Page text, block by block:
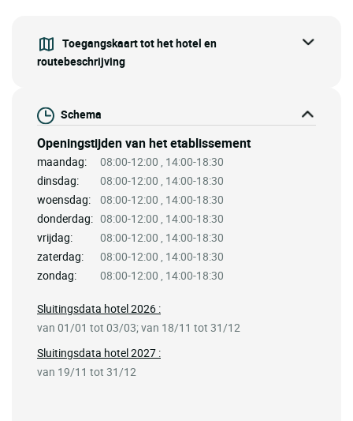
Toegangskaart tot het hotel en
routebeschrijving
Schema
Openingstijden van het etablissement
maandag:
08:00-12:00 , 14:00-18:30
dinsdag:
08:00-12:00 , 14:00-18:30
woensdag:
08:00-12:00 , 14:00-18:30
donderdag: 08:00-12:00 , 14:00-18:30
vrijdag:
08:00-12:00 , 14:00-18:30
zaterdag:
08:00-12:00 , 14:00-18:30
zondag:
08:00-12:00 , 14:00-18:30
Sluitingsdata hotel 2026 :
van 01/01 tot 03/03; van 18/11 tot 31/12
Sluitingsdata hotel 2027 :
van 19/11 tot 31/12